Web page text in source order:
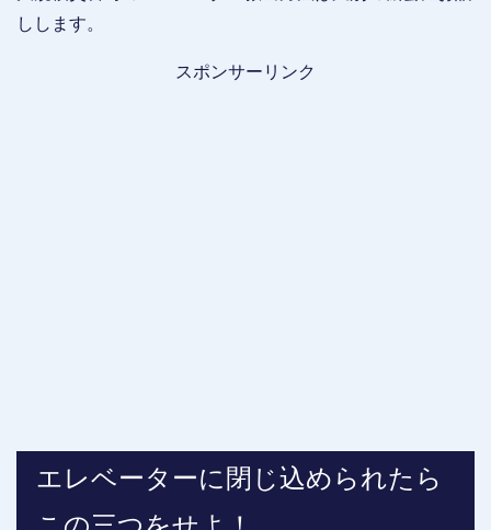
しします。
スポンサーリンク
エレベーターに閉じ込められたら